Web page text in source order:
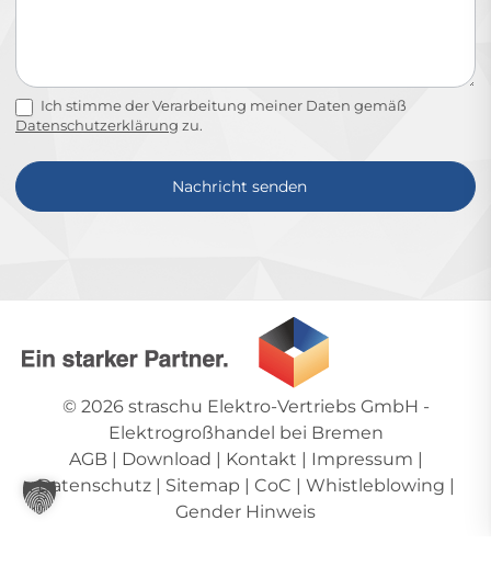
Ich stimme der Verarbeitung meiner Daten gemäß
Datenschutzerklärung zu.
Nachricht senden
© 2026 straschu Elektro-Vertriebs GmbH -
Elektrogroßhandel bei Bremen
AGB | Download | Kontakt | Impressum |
Datenschutz| Sitemap | CoC | Whistleblowing |
Gender Hinweis